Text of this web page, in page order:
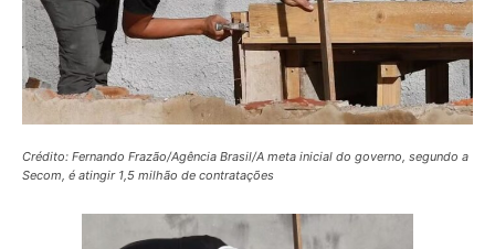
Crédito: Fernando Frazão/Agência Brasil/A meta inicial do governo, segundo a
Secom, é atingir 1,5 milhão de contratações